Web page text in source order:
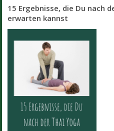
15 Ergebnisse, die Du nach
erwarten kannst